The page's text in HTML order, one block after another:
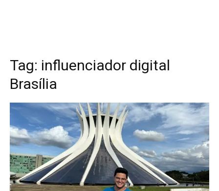
Tag: influenciador digital
Brasília